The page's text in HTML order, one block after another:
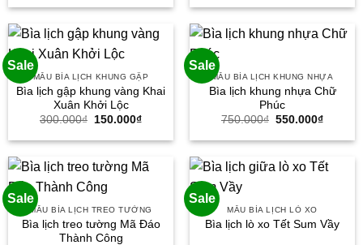
là:
tại
550.000₫.
là:
tại
Sale
MẪU BÌA LỊCH KHUNG GẬP
Bìa lịch gập khung vàng Khai
Xuân Khởi Lộc
300.000₫
Giá
là:
150.000₫Giá
tại
150.000₫.
Sale
MẪU BÌA LỊCH KHUNG NHỰA
Bìa lịch khung nhựa Chữ
Phúc
750.000₫ Giá
là:
550.000₫Giá
tại
Sale
MẪU BÌA LỊCH TREO TƯỜNG
Bìa lịch treo tường Mã Đáo
Thành Công
Sale
MẪU BÌA LỊCH LÒ XO
Bìa lịch lò xo Tết Sum Vầy